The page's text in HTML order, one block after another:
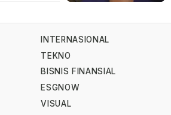
INTERNASIONAL
TEKNO
BISNIS FINANSIAL
ESGNOW
VISUAL